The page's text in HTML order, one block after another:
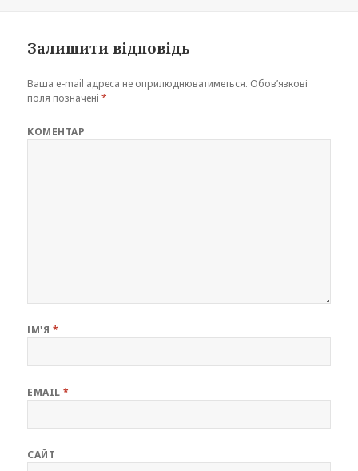
Залишити відповідь
Ваша e-mail адреса не оприлюднюватиметься. Обов’язкові
поля позначені*
КОМЕНТАР
ІМ'Я *
EMAIL*
САЙТ